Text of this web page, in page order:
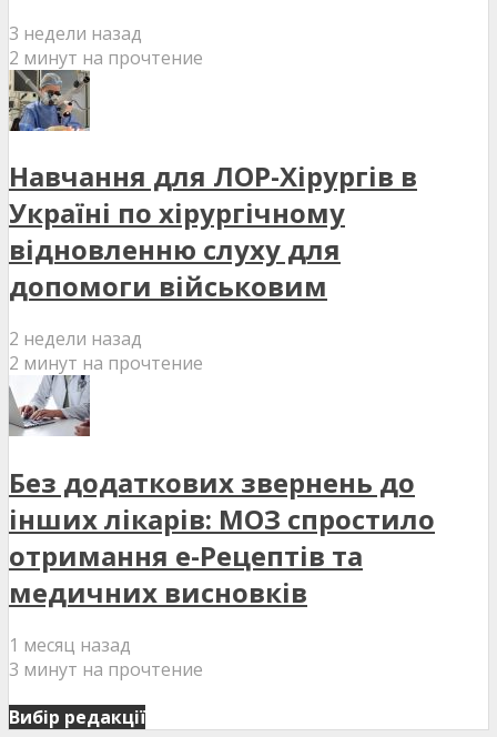
3 недели назад
2 минут на прочтение
Навчання для ЛОР-Хірургів в
Україні по хірургічному
відновленню слуху для
допомоги військовим
2 недели назад
2 минут на прочтение
Без додаткових звернень до
інших лікарів: МОЗ спростило
отримання е-Рецептів та
медичних висновків
1 месяц назад
3 минут на прочтение
Вибір редакції